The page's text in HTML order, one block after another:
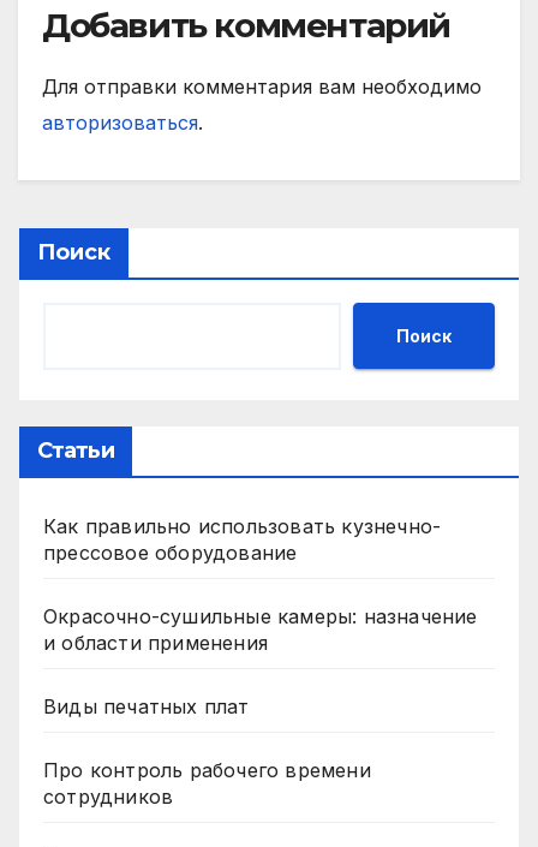
Добавить комментарий
Для отправки комментария вам необходимо
авторизоваться.
Поиск
Поиск
Статьи
Как правильно использовать кузнечно-
прессовое оборудование
Окрасочно-сушильные камеры: назначение
и области применения
Виды печатных плат
Про контроль рабочего времени
сотрудников